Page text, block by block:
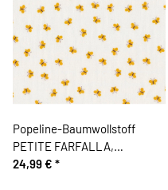
Popeline-Baumwollstoff
PETITE FARFALLA,
Schmetterlinge, gelb
24,99 € *